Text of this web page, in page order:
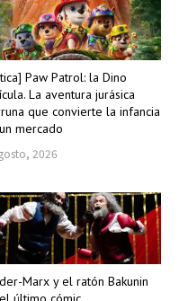
Paw Patrol: la Dino
La aventura jurásica
que convierte la infancia
mercado
2026
Marx y el ratón Bakunin